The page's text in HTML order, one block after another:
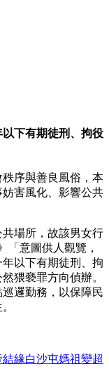
下有期徒刑、拘役
序與善良風俗，本
害風化、影響公共
場所，故該男女行
「意圖供人觀覽，
以下有期徒刑、拘
猥褻罪方向偵辦。
邏勤務，以保障民
緣白沙屯媽祖變超